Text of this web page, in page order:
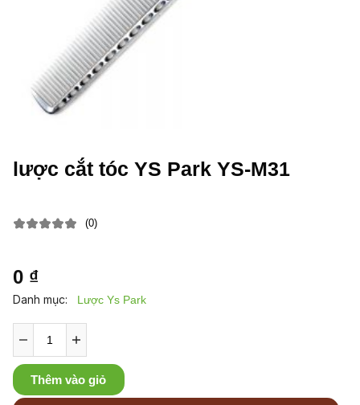
lược cắt tóc YS Park YS-M31
(0)
0 ₫
Thêm vào giỏ
Danh mục: Lược Ys Park